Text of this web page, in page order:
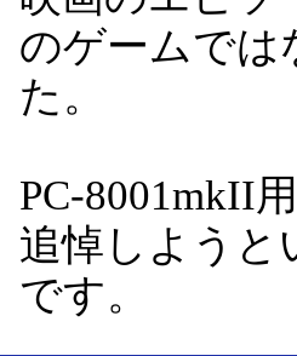
のゲームでは
た。
PC-8001mkII
追悼しようと
です。